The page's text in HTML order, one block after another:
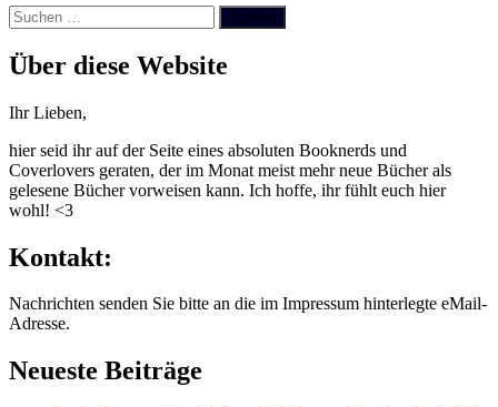
Suchen
nach:
Über diese Website
Ihr Lieben,
hier seid ihr auf der Seite eines absoluten Booknerds und
Coverlovers geraten, der im Monat meist mehr neue Bücher als
gelesene Bücher vorweisen kann. Ich hoffe, ihr fühlt euch hier
wohl! <3
Kontakt:
Nachrichten senden Sie bitte an die im Impressum hinterlegte eMail-
Adresse.
Neueste Beiträge